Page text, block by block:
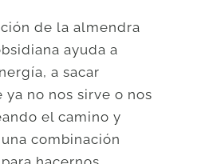
de la almendra
ayuda a
a sacar
ya no nos sirve o nos
el camino y
combinación